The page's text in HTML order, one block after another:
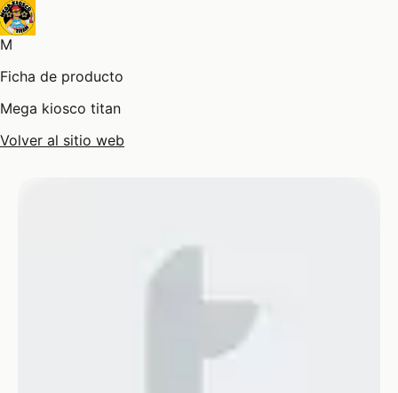
M
Ficha de producto
Mega kiosco titan
Volver al sitio web